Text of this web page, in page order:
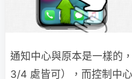
通知中心與原本是一樣的
3/4 處皆可），而控制中